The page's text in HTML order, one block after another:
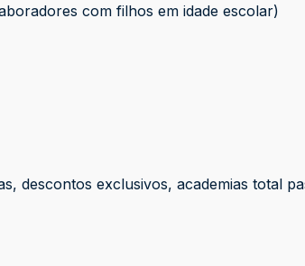
com filhos em idade escolar)
descontos exclusivos, academias total